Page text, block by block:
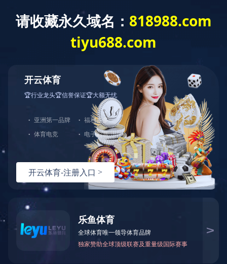
爱游戏网页版
全部分类
爱游戏网页版